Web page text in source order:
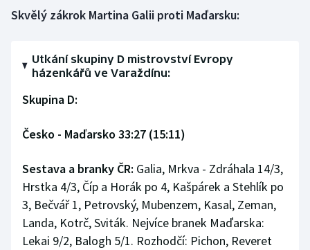
Skvělý zákrok Martina Galii proti Maďarsku:
Utkání skupiny D mistrovství Evropy
házenkářů ve Varaždínu:
Skupina D:
Česko - Maďarsko 33:27 (15:11)
Sestava a branky ČR: Galia, Mrkva - Zdráhala 14/3,
Hrstka 4/3, Číp a Horák po 4, Kašpárek a Stehlík po
3, Bečvář 1, Petrovský, Mubenzem, Kasal, Zeman,
Landa, Kotrč, Sviták. Nejvíce branek Maďarska:
Lekai 9/2, Balogh 5/1. Rozhodčí: Pichon, Reveret